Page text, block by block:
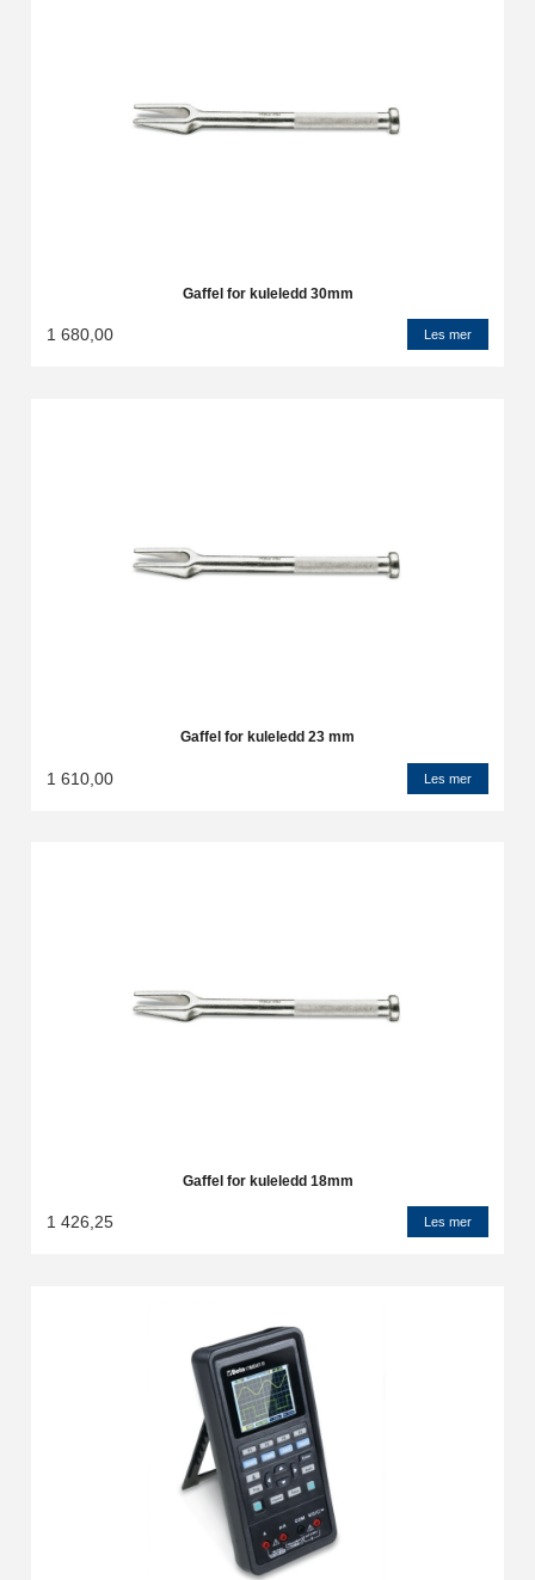
Gaffel for kuleledd 30mm
1 680,00 Les mer
Gaffel for kuleledd 23 mm
1 610,00 Les mer
Gaffel for kuleledd 18mm
1 426,25 Les mer